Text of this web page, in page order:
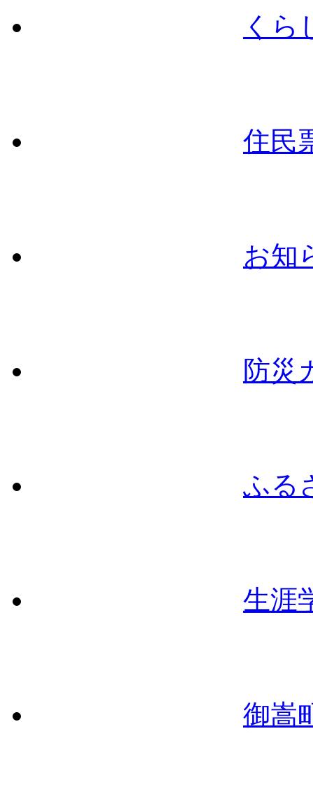
くら
住民
お知
防災
ふる
生涯
御嵩